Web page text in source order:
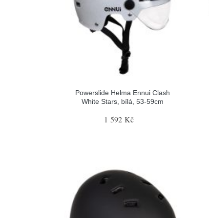
Powerslide Helma Ennui Clash
White Stars, bílá, 53-59cm
1 592 Kč